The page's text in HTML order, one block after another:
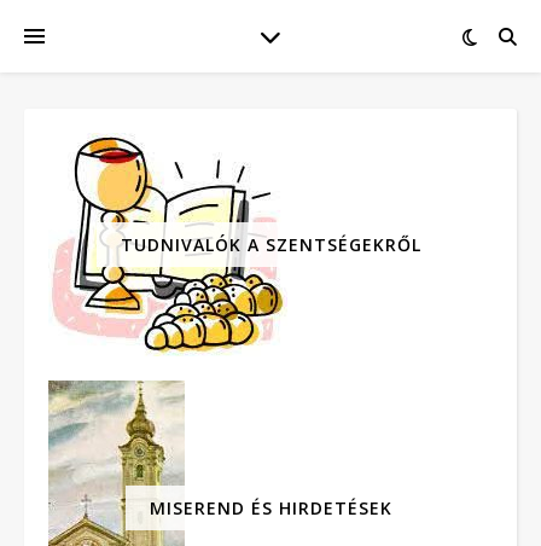
TUDNIVALÓK A SZENTSÉGEKRŐL
MISEREND ÉS HIRDETÉSEK